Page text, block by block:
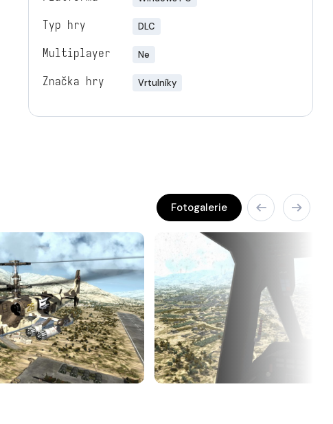
Typ hry DLC
Multiplayer Ne
Značka hry Vrtulníky
Fotogalerie